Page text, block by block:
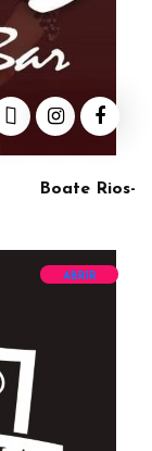
Boate Rios-
ABRIR